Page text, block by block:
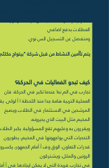
العام، يتم دعوة الطلاب الى الرحلات
العطلات بدفع اضافي
ومنفصل عن التسجيل الس نوي.
يتم تأأمين النشاط من قبل شركة "بيتواح
كيف تبدو الفعاليات في الحركة؟
تجارب في الم نه! عندما تكبر في الحركة، فان
العملية التربية هامة جدا منذ اللحظة ا أ لولى.
المرشدين في الاستثمار في الطلاب ويصبح
المخيم مثل البيت الذي يديرونه،
ويقررون به وعليهم تقع المسؤولية. يكبر
التحديات التي يواجهونها في المخيم، يطورون
قدرات التعاون، الوق وف أ أمام الجمهور،
الروتين والملل، ويشتركون
في تجارب فريدة التي لا يمكن ايجادها في أ